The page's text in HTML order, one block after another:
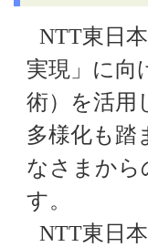
NTT東日
実現」に向
術）を活用
多様化も踏
なさまから
す。
NTT東日